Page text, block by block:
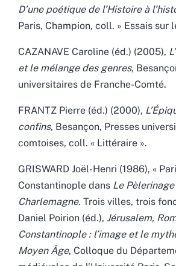
D’une poétique de l’Histoire à
Paris, Champion, coll. » Essais sur
CAZANAVE Caroline (éd.) (2005),
et le mélange des genres,
universitaires de Franche-Comté.
FRANTZ Pierre (éd.) (2000),
confins, Besançon, Presses
comtoises, coll. « Littéraire ».
GRISWARD Joël-Henri (1986), «
Constantinople dans Le
Charlemagne. Trois villes, trois
Daniel Poirion (éd.), Jérusalem,
Constantinople : l’image et le
Moyen Âge, Colloque du